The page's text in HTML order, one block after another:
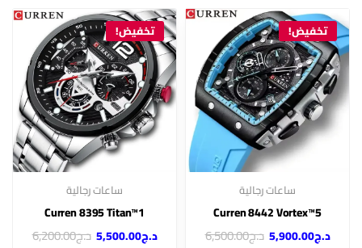
تخفيض!
ساعات رجالية
Curren 8442 Vortex™5
د.ج5,900.00 د.ج6,500.00
تخفيض!
ساعات رجالية
Curren 8395 Titan™1
د.ج5,500.00 د.ج6,200.00